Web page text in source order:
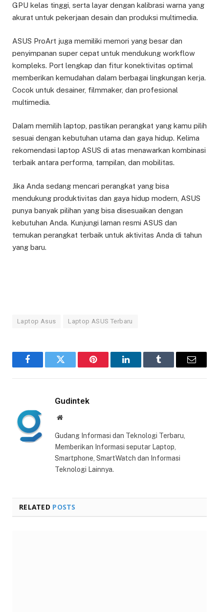
GPU kelas tinggi, serta layar dengan kalibrasi warna yang
akurat untuk pekerjaan desain dan produksi multimedia.
ASUS ProArt juga memiliki memori yang besar dan
penyimpanan super cepat untuk mendukung workflow
kompleks. Port lengkap dan fitur konektivitas optimal
memberikan kemudahan dalam berbagai lingkungan kerja.
Cocok untuk desainer, filmmaker, dan profesional
multimedia.
Dalam memilih laptop, pastikan perangkat yang kamu pilih
sesuai dengan kebutuhan utama dan gaya hidup. Kelima
rekomendasi laptop ASUS di atas menawarkan kombinasi
terbaik antara performa, tampilan, dan mobilitas.
Jika Anda sedang mencari perangkat yang bisa
mendukung produktivitas dan gaya hidup modern, ASUS
punya banyak pilihan yang bisa disesuaikan dengan
kebutuhan Anda. Kunjungi laman resmi ASUS dan
temukan perangkat terbaik untuk aktivitas Anda di tahun
yang baru.
Laptop Asus Laptop ASUS Terbaru
FacebookTwitter Pinterest LinkedInTumblr Email
Gudintek
Website
Gudang Informasi dan Teknologi Terbaru,
Memberikan Informasi seputar Laptop,
Smartphone, SmartWatch dan Informasi
Teknologi Lainnya.
RELATED POSTS